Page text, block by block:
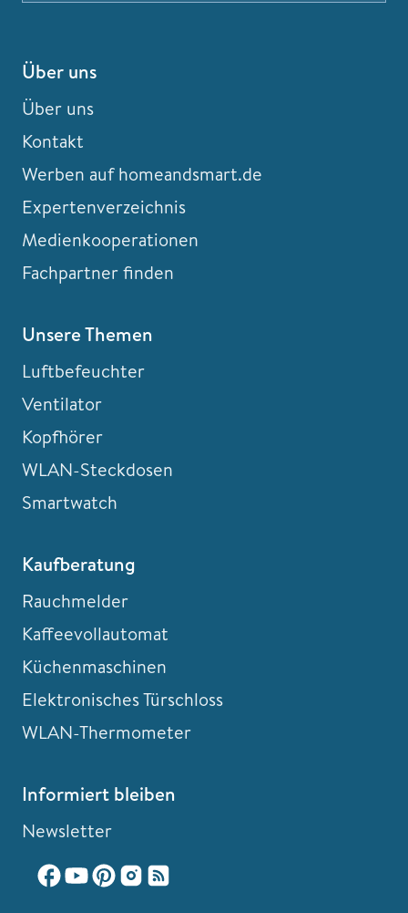
Über uns
Über uns
Kontakt
Werben auf homeandsmart.de
Expertenverzeichnis
Medienkooperationen
Fachpartner finden
Unsere Themen
Luftbefeuchter
Ventilator
Kopfhörer
WLAN-Steckdosen
Smartwatch
Kaufberatung
Rauchmelder
Kaffeevollautomat
Küchenmaschinen
Elektronisches Türschloss
WLAN-Thermometer
Informiert bleiben
Newsletter